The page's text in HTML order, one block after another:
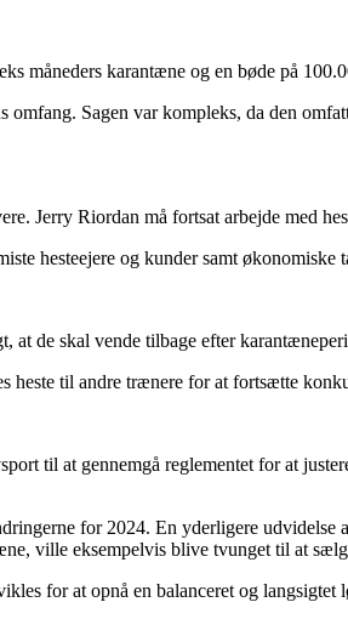
måneders karantæne og en bøde på
Sagen var kompleks, da den
Jerry Riordan må fortsat arbejde med
hesteejere og kunder samt økonomiske
at de skal vende tilbage efter
til andre trænere for at fortsætte
til at gennemgå reglementet for at
for 2024. En yderligere
ville eksempelvis blive tvunget til at
for at opnå en balanceret og langsigtet